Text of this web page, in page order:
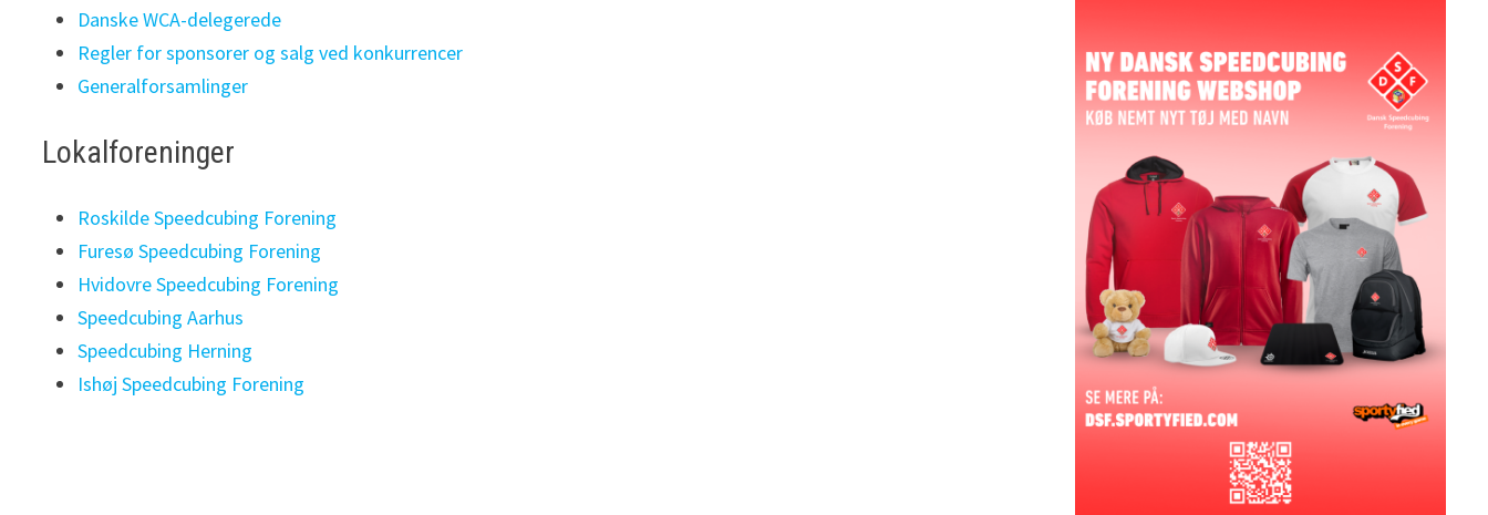
Danske WCA-delegerede
Regler for sponsorer og salg ved konkurrencer
Generalforsamlinger
Lokalforeninger
Roskilde Speedcubing Forening
Furesø Speedcubing Forening
Hvidovre Speedcubing Forening
Speedcubing Aarhus
Speedcubing Herning
Ishøj Speedcubing Forening